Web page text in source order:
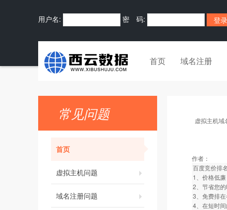
用户名: 密 码:
首页 域名注册
常见问题
首页
虚拟主机问题
域名注册问题
虚拟主机域
作者：
百度竞价排
1、价格低
2、节省您
3、免费排
4、在短时